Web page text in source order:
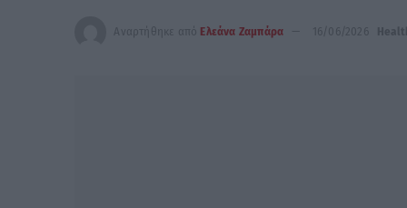
Αναρτήθηκε από Ελεάνα Ζαμπάρα 16/06/2026